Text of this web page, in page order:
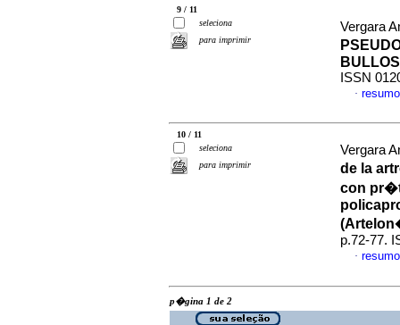
9 / 11
seleciona
para imprimir
Vergara
ISSN
·
10 / 11
seleciona
para imprimir
Vergara
de la
con
p.72-77.
·
p�gina 1 de 2